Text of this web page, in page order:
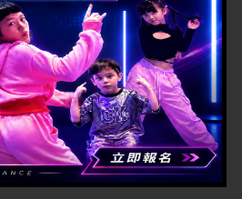
表 (乙類)